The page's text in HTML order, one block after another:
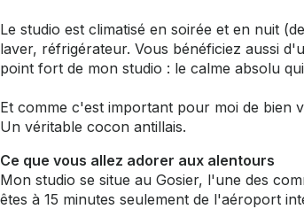
Le studio est climatisé en soirée et en nuit
laver, réfrigérateur. Vous bénéficiez aussi
point fort de mon studio : le calme absolu
Et comme c'est important pour moi de bien
Un véritable cocon antillais.
Ce que vous allez adorer aux alentours
Mon studio se situe au Gosier, l'une des
êtes à 15 minutes seulement de l'aéroport